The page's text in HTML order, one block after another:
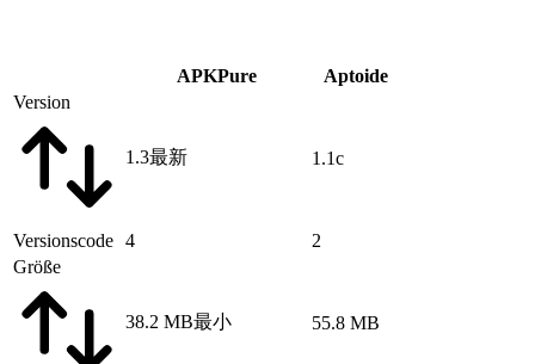
APKPure
Aptoide
Version
1.3最新 1.1c
Versionscode 4
2
Größe
38.2 MB最小 55.8 MB